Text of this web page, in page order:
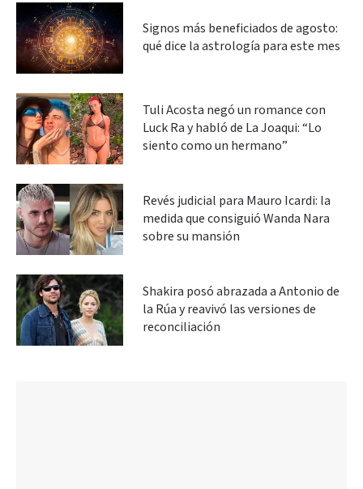
Signos más beneficiados de agosto:
qué dice la astrología para este mes
Tuli Acosta negó un romance con
Luck Ra y habló de La Joaqui: “Lo
siento como un hermano”
Revés judicial para Mauro Icardi: la
medida que consiguió Wanda Nara
sobre su mansión
Shakira posó abrazada a Antonio de
la Rúa y reavivó las versiones de
reconciliación